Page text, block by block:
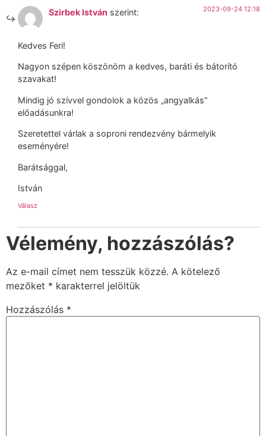
Szirbek István szerint: 2023-09-24 12:18
Kedves Feri!
Nagyon szépen köszönöm a kedves, baráti és bátorító
szavakat!
Mindig jó szívvel gondolok a közös „angyalkás”
előadásunkra!
Szeretettel várlak a soproni rendezvény bármelyik
eseményére!
Barátsággal,
István​
Válasz
Vélemény, hozzászólás?
Az e-mail címet nem tesszük közzé. A kötelező
mezőket * karakterrel jelöltük
Hozzászólás *